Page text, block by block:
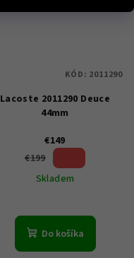
Lacoste 2011290 Deuce
44mm
€149
€199
Skladem
Do košíka
KÓD: 2011290